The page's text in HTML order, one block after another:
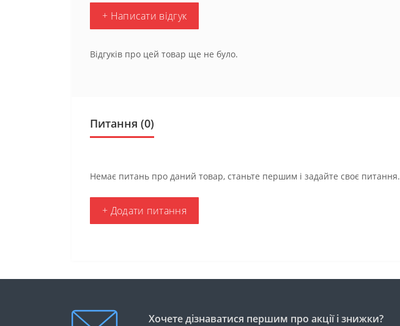
+ Написати відгук
Відгуків про цей товар ще не було.
Питання (0)
Немає питань про даний товар, станьте першим і задайте своє питання.
+ Додати питання
Хочете дізнаватися першим про акції і знижки?